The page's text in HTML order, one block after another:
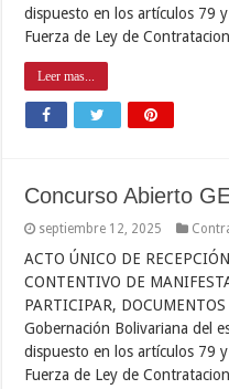
dispuesto en los artículos 79
Fuerza de Ley de
Leer mas...
Concurso Abierto
septiembre 12, 2025
ACTO ÚNICO DE
CONTENTIVO DE
PARTICIPAR,
Gobernación Bolivariana del
dispuesto en los artículos 79
Fuerza de Ley de